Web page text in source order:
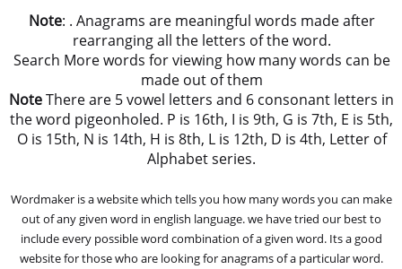
Note: . Anagrams are meaningful words made after
rearranging all the letters of the word.
Search More words for viewing how many words can be
made out of them
NoteThere are 5 vowel letters and 6 consonant letters in
the word pigeonholed. P is 16th, I is 9th, G is 7th, E is 5th,
O is 15th, N is 14th, H is 8th, L is 12th, D is 4th, Letter of
Alphabet series.
Wordmaker is a website which tells you how many words you can make
out of any given word in english language. we have tried our best to
include every possible word combination of a given word. Its a good
website for those who are looking for anagrams of a particular word.